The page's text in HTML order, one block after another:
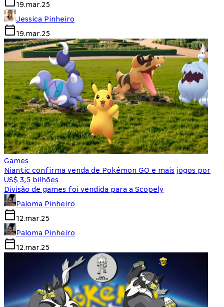
19.mar.25
Jessica Pinheiro
19.mar.25
Games
Niantic confirma venda de Pokémon GO e mais jogos por
US$ 3,5 bilhões
Divisão de games foi vendida para a Scopely
Paloma Pinheiro
12.mar.25
Paloma Pinheiro
12.mar.25